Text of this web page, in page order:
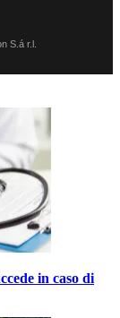
S.á r.l.
in caso di